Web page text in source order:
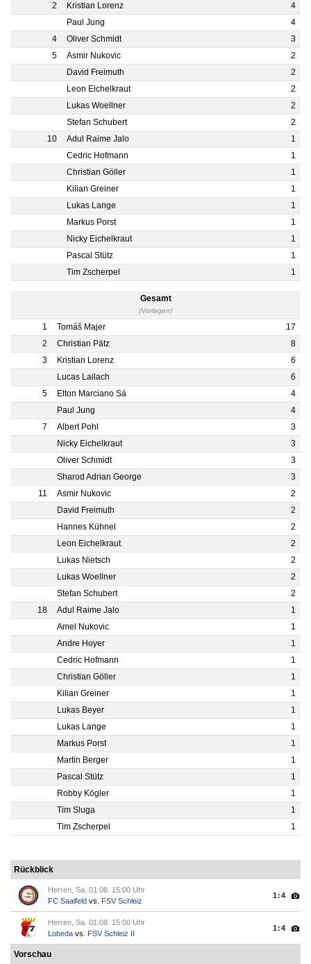
2
Kristian Lorenz
4
Paul Jung
4
4
Oliver Schmidt
3
5
Asmir Nukovic
2
David Freimuth
2
Leon Eichelkraut
2
Lukas Woellner
2
Stefan Schubert
2
10
Adul Raime Jalo
1
Cedric Hofmann
1
Christian Göller
1
Kilian Greiner
1
Lukas Lange
1
Markus Porst
1
Nicky Eichelkraut
1
Pascal Stütz
1
Tim Zscherpel
1
Gesamt
(Vorlagen)
1 Tomáš Majer
17
2
Christian Pätz
8
3
Kristian Lorenz
6
Lucas Lailach
6
5
Elton Marciano Sá
4
Paul Jung
4
7
Albert Pohl
3
Nicky Eichelkraut
3
Oliver Schmidt
3
Sharod Adrian George
3
11
Asmir Nukovic
2
David Freimuth
2
Hannes Kühnel
2
Leon Eichelkraut
2
Lukas Nietsch
2
Lukas Woellner
2
Stefan Schubert
2
18
Adul Raime Jalo
1
Amel Nukovic
1
Andre Hoyer
1
Cedric Hofmann
1
Christian Göller
1
Kilian Greiner
1
Lukas Beyer
1
Lukas Lange
1
Markus Porst
1
Martin Berger
1
Pascal Stütz
1
Robby Kögler
1
Tim Sluga
1
Tim Zscherpel
1
Rückblick
Herren, Sa. 01.08. 15:00 Uhr
FC Saalfeld vs. FSV Schleiz
1:4
Herren, Sa. 01.08. 15:00 Uhr
Lobeda vs. FSV Schleiz II
1:4
Vorschau